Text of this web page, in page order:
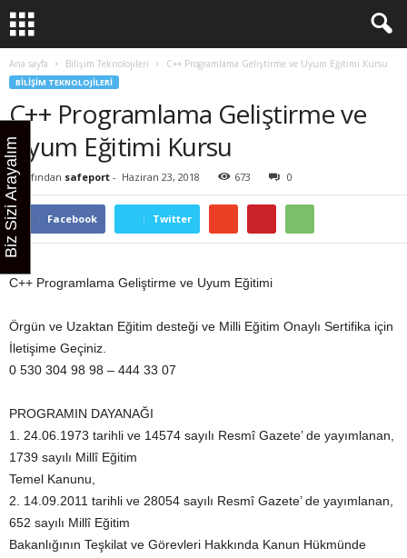
Ana sayfa Bilişim Teknolojileri C++ Programlama Geliştirme ve Uyum Eğitimi Kursu
BILIŞIM TEKNOLOJILERI
C++ Programlama Geliştirme ve
Uyum Eğitimi Kursu
Tarafından safeport - Haziran 23, 2018 673 0
Facebook Twitter
C++ Programlama Geliştirme ve Uyum Eğitimi
Örgün ve Uzaktan Eğitim desteği ve Milli Eğitim Onaylı Sertifika için
İletişime Geçiniz.
0 530 304 98 98 – 444 33 07
PROGRAMIN DAYANAĞI
1. 24.06.1973 tarihli ve 14574 sayılı Resmî Gazete’ de yayımlanan,
1739 sayılı Millî Eğitim
Temel Kanunu,
2. 14.09.2011 tarihli ve 28054 sayılı Resmî Gazete’ de yayımlanan,
652 sayılı Millî Eğitim
Bakanlığının Teşkilat ve Görevleri Hakkında Kanun Hükmünde
Biz Sizi Arayalım